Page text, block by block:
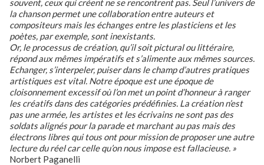
souvent, ceux qui créent ne se rencontrent pas. Seul l’univers de
la chanson permet une collaboration entre auteurs et
compositeurs mais les échanges entre les plasticiens et les
poètes, par exemple, sont inexistants.
Or, le processus de création, qu’il soit pictural ou littéraire,
répond aux mêmes impératifs et s’alimente aux mêmes sources.
Echanger, s’interpeler, puiser dans le champ d’autres pratiques
artistiques est vital. Notre époque est une époque de
cloisonnement excessif où l’on met un point d’honneur à ranger
les créatifs dans des catégories prédéfinies. La création n’est
pas une armée, les artistes et les écrivains ne sont pas des
soldats alignés pour la parade et marchant au pas mais des
électrons libres qui tous ont pour mission de proposer une autre
lecture du réel car celle qu’on nous impose est fallacieuse. »
Norbert Paganelli